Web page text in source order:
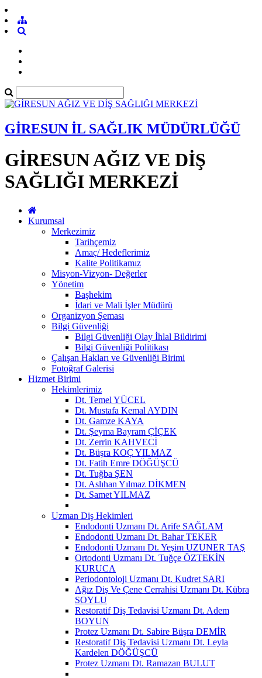
GİRESUN İL SAĞLIK MÜDÜRLÜĞÜ
GİRESUN AĞIZ VE DİŞ
SAĞLIĞI MERKEZİ
Kurumsal
Merkezimiz
Tarihçemiz
Amaç/ Hedeflerimiz
Kalite Politikamız
Misyon-Vizyon- Değerler
Yönetim
Başhekim
İdari ve Mali İşler Müdürü
Organizyon Şeması
Bilgi Güvenliği
Bilgi Güvenliği Olay İhlal Bildirimi
Bilgi Güvenliği Politikası
Çalışan Hakları ve Güvenliği Birimi
Fotoğraf Galerisi
Hizmet Birimi
Hekimlerimiz
Dt. Temel YÜCEL
Dt. Mustafa Kemal AYDIN
Dt. Gamze KAYA
Dt. Şeyma Bayram ÇİÇEK
Dt. Zerrin KAHVECİ
Dt. Büşra KOÇ YILMAZ
Dt. Fatih Emre DÖĞÜŞCÜ
Dt. Tuğba ŞEN
Dt. Aslıhan Yılmaz DİKMEN
Dt. Samet YILMAZ
Uzman Diş Hekimleri
Endodonti Uzmanı Dt. Arife SAĞLAM
Endodonti Uzmanı Dt. Bahar TEKER
Endodonti Uzmanı Dt. Yeşim UZUNER TAŞ
Ortodonti Uzmanı Dt. Tuğçe ÖZTEKİN
KURUCA
Periodontoloji Uzmanı Dt. Kudret SARI
Ağız Diş Ve Çene Cerrahisi Uzmanı Dt. Kübra
SOYLU
Restoratif Diş Tedavisi Uzmanı Dt. Adem
BOYUN
Protez Uzmanı Dt. Sabire Büşra DEMİR
Restoratif Diş Tedavisi Uzmanı Dt. Leyla
Kardelen DÖĞÜŞCÜ
Protez Uzmanı Dt. Ramazan BULUT